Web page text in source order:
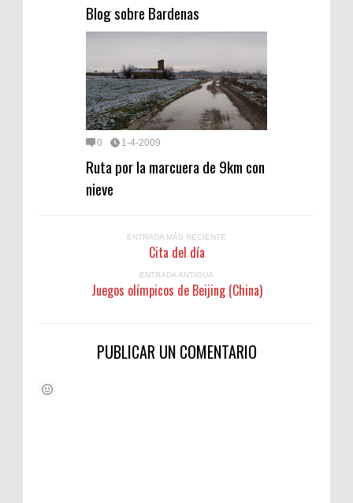
Blog sobre Bardenas
0 1-4-2009
Ruta por la marcuera de 9km con
nieve
ENTRADA MÁS RECIENTE
Cita del día
ENTRADA ANTIGUA
Juegos olímpicos de Beijing (China)
PUBLICAR UN COMENTARIO